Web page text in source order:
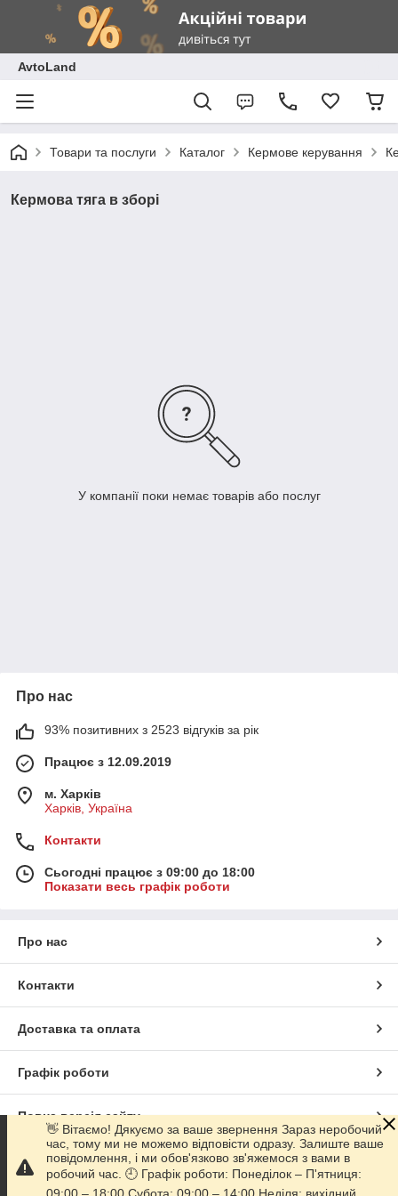
AvtoLand
Товари та послуги Каталог Кермове керування
Кермова тяга в зборі
У компанії поки немає товарів або послуг
Про нас
93% позитивних з 2523 відгуків за рік
Працює з 12.09.2019
м. Харків
Харків, Україна
Контакти
Сьогодні працює з 09:00 до 18:00
Показати весь графік роботи
Про нас
Контакти
Доставка та оплата
Графік роботи
Повна версія сайту
Сайт створено на маркетплейсіProm.ua
👋 Вітаємо! Дякуємо за ваше звернення Зараз неробочий
час, тому ми не можемо відповісти одразу. Залиште ваше
повідомлення, і ми обов'язково зв'яжемося з вами в
робочий час. 🕘 Графік роботи: Понеділок – П'ятниця: